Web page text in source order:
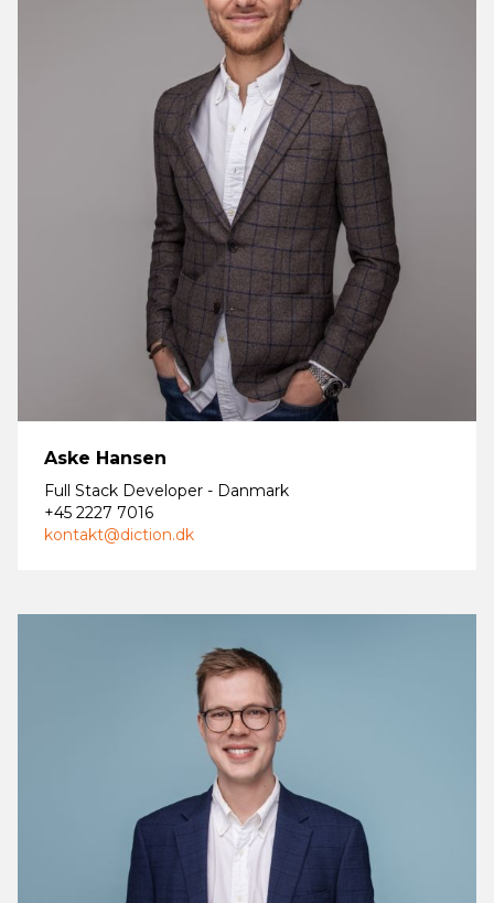
Aske Hansen
Full Stack Developer - Danmark
+45 2227 7016
kontakt@diction.dk